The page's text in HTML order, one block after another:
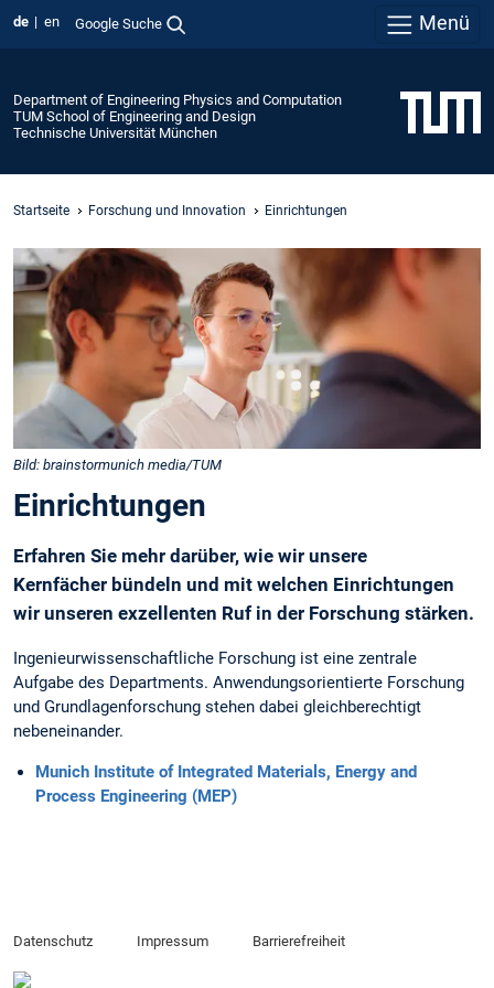
de en Google Suche Menü
Department of Engineering Physics and Computation
TUM School of Engineering and Design
Technische Universität München
Startseite Forschung und Innovation Einrichtungen
Bild: brainstormunich media/TUM
Einrichtungen
Erfahren Sie mehr darüber, wie wir unsere
Kernfächer bündeln und mit welchen Einrichtungen
wir unseren exzellenten Ruf in der Forschung stärken.
Ingenieurwissenschaftliche Forschung ist eine zentrale
Aufgabe des Departments. Anwendungsorientierte Forschung
und Grundlagenforschung stehen dabei gleichberechtigt
nebeneinander.
Munich Institute of Integrated Materials, Energy and
Process Engineering (MEP)
Datenschutz Impressum Barrierefreiheit